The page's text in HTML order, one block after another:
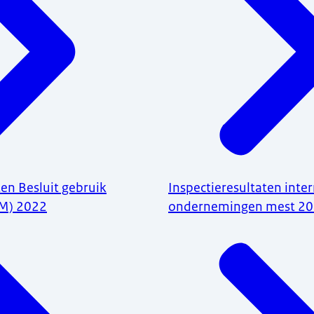
Besluit gebruik
2022
Inspectieresultaten
ondernemingen mest